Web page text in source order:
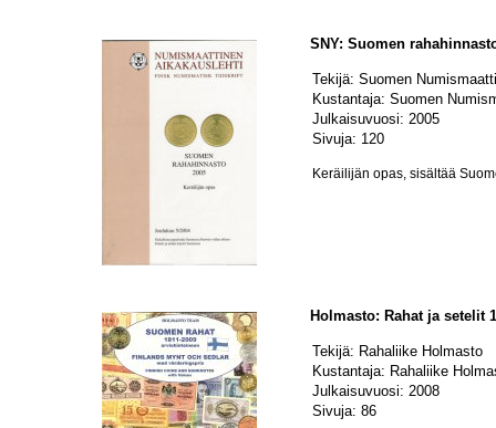
SNY: Suomen
Tekijä: Suomen
Kustantaja: Suomen
Julkaisuvuosi: 2005
Sivuja: 120
Keräilijän opas, sisältää
Holmasto: Rahat ja setelit
Tekijä: Rahaliike Holmasto
Kustantaja: Rahaliike
Julkaisuvuosi: 2008
Sivuja: 86